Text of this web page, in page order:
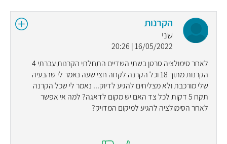
הקרנות
שני
16/05/2022 | 20:26
לאחר סימולציה סרטן בשתי השדיים התחלתי הקרנות עברתי 4
הקרנות מתוך 18 וכל הקרנה לקחה חצי שעה נאמר לי שהבעיה
שלי מורכבת ולא מצליחים להגיע לדיוק... נאמר לי שכל הקרנה
תקח 5 דקות לכל צד האם יש מקום לדאגה? למה אי אפשר
לאחר הסימולציה להגיע למיקום המדויק?